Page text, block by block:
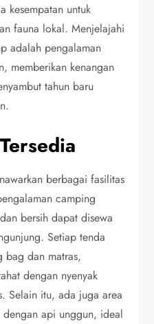
kesempatan untuk
fauna lokal. Menjelajahi
adalah pengalaman
memberikan kenangan
tahun baru
berbagai fasilitas
camping
bersih dapat disewa
Setiap tenda
bag dan matras,
dengan nyenyak
Selain itu, ada juga area
api unggun, ideal